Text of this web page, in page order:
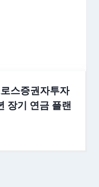
스증권자투자
장기 연금 플랜